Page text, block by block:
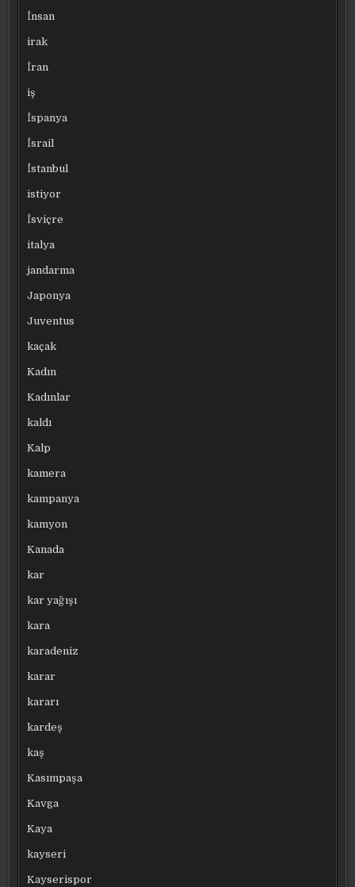
İnsan
irak
İran
iş
İspanya
İsrail
İstanbul
istiyor
İsviçre
italya
jandarma
Japonya
Juventus
kaçak
Kadın
Kadınlar
kaldı
Kalp
kamera
kampanya
kamyon
Kanada
kar
kar yağışı
kara
karadeniz
karar
kararı
kardeş
kaş
Kasımpaşa
Kavga
Kaya
kayseri
Kayserispor